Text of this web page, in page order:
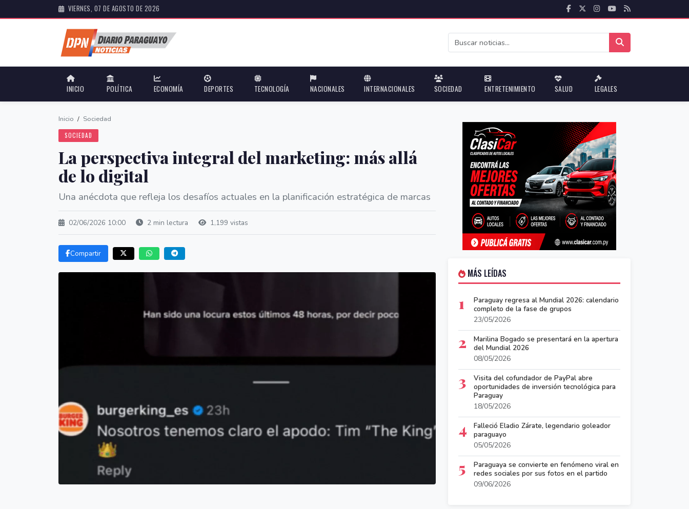
VIERNES, 07 DE AGOSTO DE 2026
INICIO POLÍTICA ECONOMÍA DEPORTES TECNOLOGÍA NACIONALES INTERNACIONALES SOCIEDAD ENTRETENIMIENTO SALUD LEGALES
Inicio / Sociedad
SOCIEDAD
La perspectiva integral del marketing: más allá
de lo digital
Una anécdota que refleja los desafíos actuales en la planificación estratégica de marcas
02/06/2026 10:00 2 min lectura 1,199 vistas
Compartir
MÁS LEÍDAS
1
Paraguay regresa al Mundial 2026: calendario
completo de la fase de grupos
23/05/2026
2
Marilina Bogado se presentará en la apertura
del Mundial 2026
08/05/2026
3
Visita del cofundador de PayPal abre
oportunidades de inversión tecnológica para
Paraguay
18/05/2026
4
Falleció Eladio Zárate, legendario goleador
paraguayo
05/05/2026
5
Paraguaya se convierte en fenómeno viral en
redes sociales por sus fotos en el partido
09/06/2026